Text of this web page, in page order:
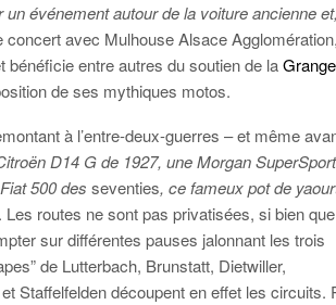
événement autour de la voiture ancienne et,
concert avec Mulhouse Alsace Agglomération,
bénéficie entre autres du soutien de la
de ses mythiques motos.
à l’entre-deux-guerres – et même
D14 G de 1927, une Morgan
500 des seventies, ce fameux pot de
Les routes ne sont pas privatisées, si bien
sur différentes pauses jalonnant les trois
de Lutterbach, Brunstatt, Dietwiller,
Staffelfelden découpent en effet les circuits.